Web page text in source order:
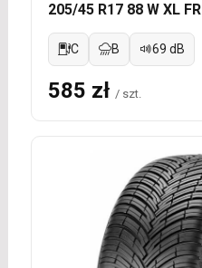
205/45 R17 88 W XL FR
C B 69 dB
585 zł / szt.